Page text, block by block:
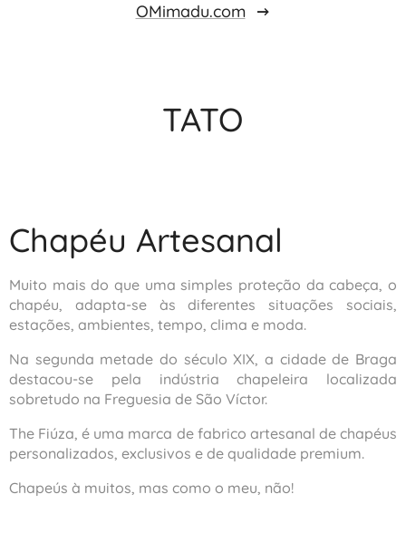
OMimadu.com
TATO
Chapéu Artesanal
Muito mais do que uma simples proteção da cabeça, o
chapéu, adapta-se às diferentes situações sociais,
estações, ambientes, tempo, clima e moda.
Na segunda metade do século XIX, a cidade de Braga
destacou-se pela indústria chapeleira localizada
sobretudo na Freguesia de São Víctor.
The Fiúza, é uma marca de fabrico artesanal de chapéus
personalizados, exclusivos e de qualidade premium.
Chapeús à muitos, mas como o meu, não!